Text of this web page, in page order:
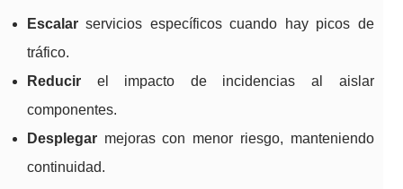
Escalar servicios específicos cuando hay picos de
tráfico.
Reducir el impacto de incidencias al aislar
componentes.
Desplegar mejoras con menor riesgo, manteniendo
continuidad.